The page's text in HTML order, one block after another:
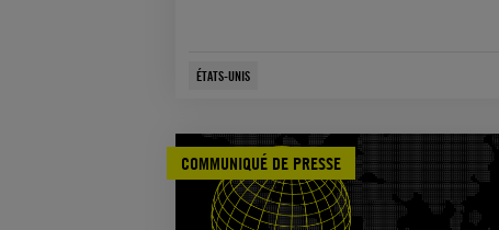
ÉTATS-UNIS
COMMUNIQUÉ DE PRESSE